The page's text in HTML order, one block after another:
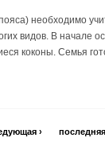
необходимо
видов. В начале
коконы. Семья
›